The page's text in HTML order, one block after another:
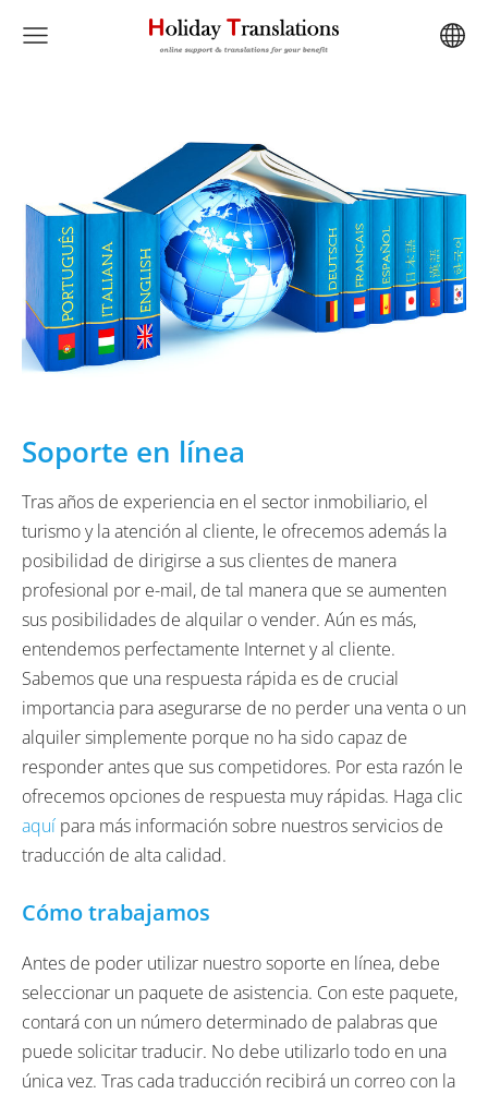
Soporte en línea
Tras años de experiencia en el sector inmobiliario, el
turismo y la atención al cliente, le ofrecemos además la
posibilidad de dirigirse a sus clientes de manera
profesional por e-mail, de tal manera que se aumenten
sus posibilidades de alquilar o vender. Aún es más,
entendemos perfectamente Internet y al cliente.
Sabemos que una respuesta rápida es de crucial
importancia para asegurarse de no perder una venta o un
alquiler simplemente porque no ha sido capaz de
responder antes que sus competidores. Por esta razón le
ofrecemos opciones de respuesta muy rápidas. Haga clic
aquí para más información sobre nuestros servicios de
traducción de alta calidad.
Cómo trabajamos
Antes de poder utilizar nuestro soporte en línea, debe
seleccionar un paquete de asistencia. Con este paquete,
contará con un número determinado de palabras que
puede solicitar traducir. No debe utilizarlo todo en una
única vez. Tras cada traducción recibirá un correo con la